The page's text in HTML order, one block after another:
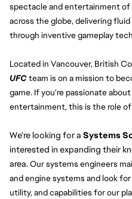
spectacle and entertainment of
across the globe, delivering
through inventive gameplay
Located in Vancouver, British
UFCteam is on a mission to
game. If you're passionate
entertainment, this is the role
We're looking for a Systems
interested in expanding their
area. Our systems engineers
and engine systems and look
utility, and capabilities for our